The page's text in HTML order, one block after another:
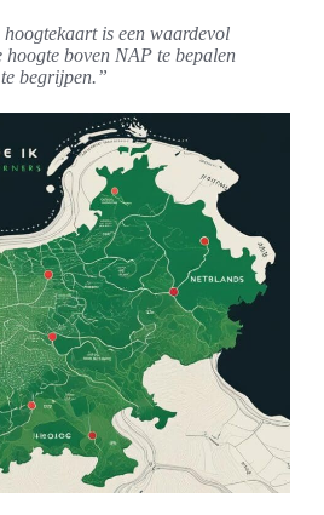
is een waardevol
boven NAP te bepalen
begrijpen.”